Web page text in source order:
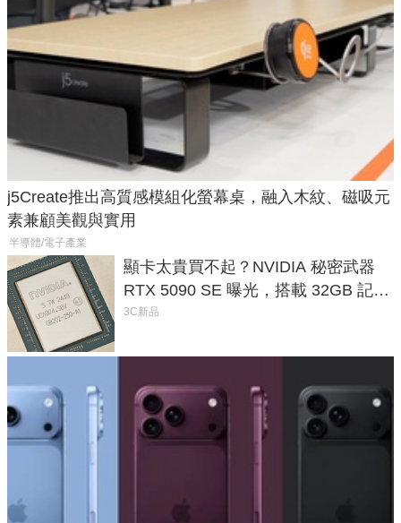
j5Create推出高質感模組化螢幕桌，融入木紋、磁吸元
素兼顧美觀與實用
半導體/電子產業
顯卡太貴買不起？NVIDIA 秘密武器
RTX 5090 SE 曝光，搭載 32GB 記憶
體
3C新品